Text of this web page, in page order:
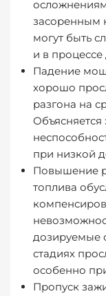
засоренным
могут быть
и в
Падение
хорошо
разгона на
при низкой
Повышение
топлива
дозируемые
стадиях
особенно
Пропуск